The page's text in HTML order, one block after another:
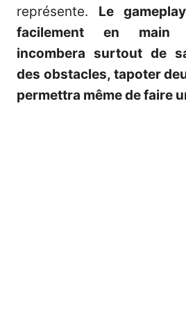
représente. Le
facilement en main
incombera surtout de
des obstacles, tapoter
permettra même de faire